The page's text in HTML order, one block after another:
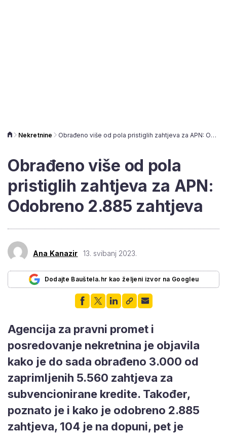
Nekretnine Obrađeno više od pola pristiglih zahtjeva za APN: Odobreno 2.885 zahtjeva
Obrađeno više od pola
pristiglih zahtjeva za APN:
Odobreno 2.885 zahtjeva
Ana Kanazir 13. svibanj 2023.
Dodajte Bauštela.hr kao željeni izvor na Googleu
Agencija za pravni promet i
posredovanje nekretnina je objavila
kako je do sada obrađeno 3.000 od
zaprimljenih 5.560 zahtjeva za
subvencionirane kredite. Također,
poznato je i kako je odobreno 2.885
zahtjeva, 104 je na dopuni, pet je